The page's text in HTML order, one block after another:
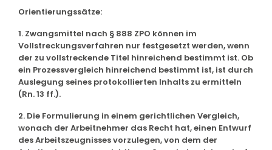
Orientierungssätze:
1. Zwangsmittel nach § 888 ZPO können im
Vollstreckungsverfahren nur festgesetzt werden, wenn
der zu vollstreckende Titel hinreichend bestimmt ist. Ob
ein Prozessvergleich hinreichend bestimmt ist, ist durch
Auslegung seines protokollierten Inhalts zu ermitteln
(Rn. 13 ff.).
2. Die Formulierung in einem gerichtlichen Vergleich,
wonach der Arbeitnehmer das Recht hat, einen Entwurf
des Arbeitszeugnisses vorzulegen, von dem der